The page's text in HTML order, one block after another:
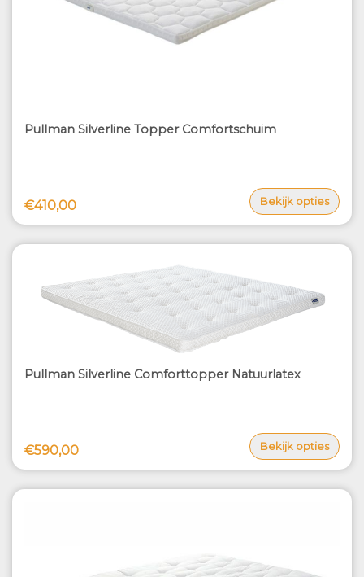
Pullman Silverline Topper Comfortschuim
€410,00 Bekijk opties
Pullman Silverline Comforttopper Natuurlatex
€590,00 Bekijk opties